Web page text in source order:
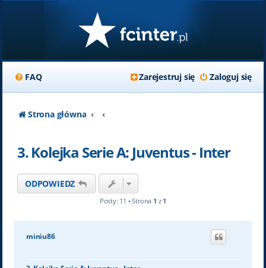
FAQ Zaloguj się
Zarejestruj się
Strona główna
3. Kolejka Serie A: Juventus - Inter
ODPOWIEDZ
Posty: 11 • Strona 1 z 1
miniu86